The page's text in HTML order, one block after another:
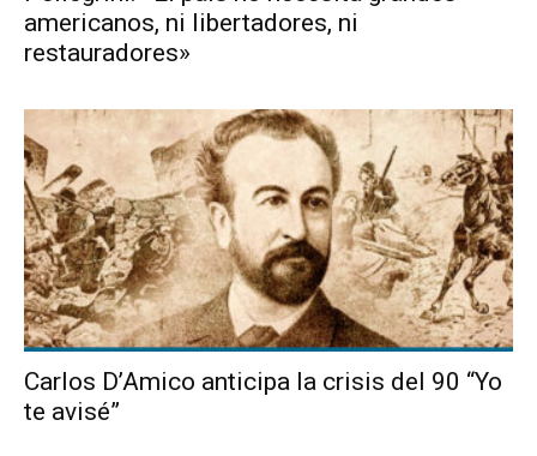
americanos, ni libertadores, ni
restauradores»
Carlos D’Amico anticipa la crisis del 90 “Yo
te avisé”